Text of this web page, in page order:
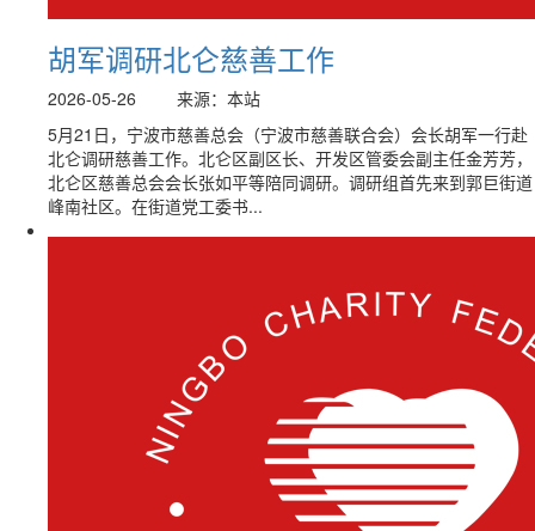
胡军调研北仑慈善工作
2026-05-26
来源：本站
5月21日，宁波市慈善总会（宁波市慈善联合会）会长胡军一行赴
北仑调研慈善工作。北仑区副区长、开发区管委会副主任金芳芳，
北仑区慈善总会会长张如平等陪同调研。调研组首先来到郭巨街道
峰南社区。在街道党工委书...